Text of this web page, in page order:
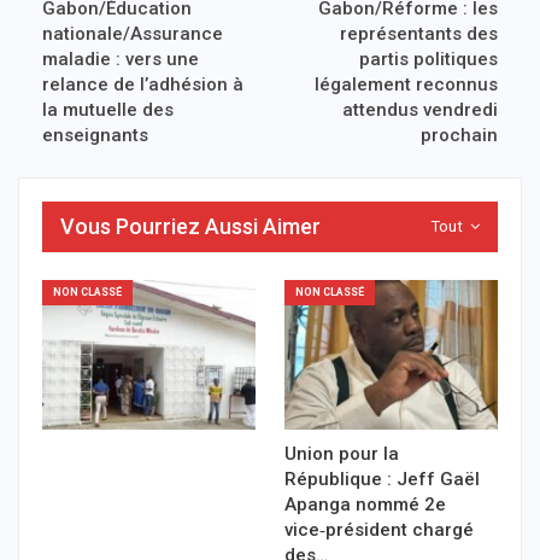
Gabon/Éducation
nationale/Assurance
maladie : vers une
relance de l’adhésion à
la mutuelle des
enseignants
Gabon/Réforme : les
représentants des
partis politiques
légalement reconnus
attendus vendredi
prochain
Tout
Vous Pourriez Aussi Aimer
NON CLASSÉ NON CLASSÉ
Union pour la
République : Jeff Gaël
Apanga nommé 2e
vice‑président chargé
des…